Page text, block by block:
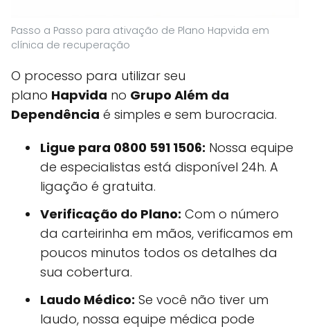
Passo a Passo para ativação de Plano Hapvida em
clínica de recuperação
O processo para utilizar seu
plano Hapvida no Grupo Além da
Dependência é simples e sem burocracia.
Ligue para 0800 591 1506: Nossa equipe
de especialistas está disponível 24h. A
ligação é gratuita.
Verificação do Plano: Com o número
da carteirinha em mãos, verificamos em
poucos minutos todos os detalhes da
sua cobertura.
Laudo Médico: Se você não tiver um
laudo, nossa equipe médica pode